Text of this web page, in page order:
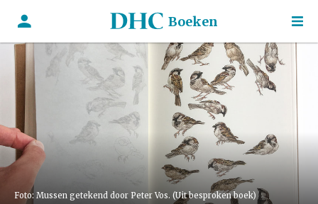
Boeken
Foto: Mussen getekend door Peter Vos. (Uit besproken boek)